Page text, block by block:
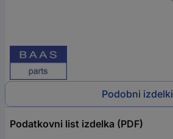
Podobni izdelki
Podatkovni list izdelka (PDF)